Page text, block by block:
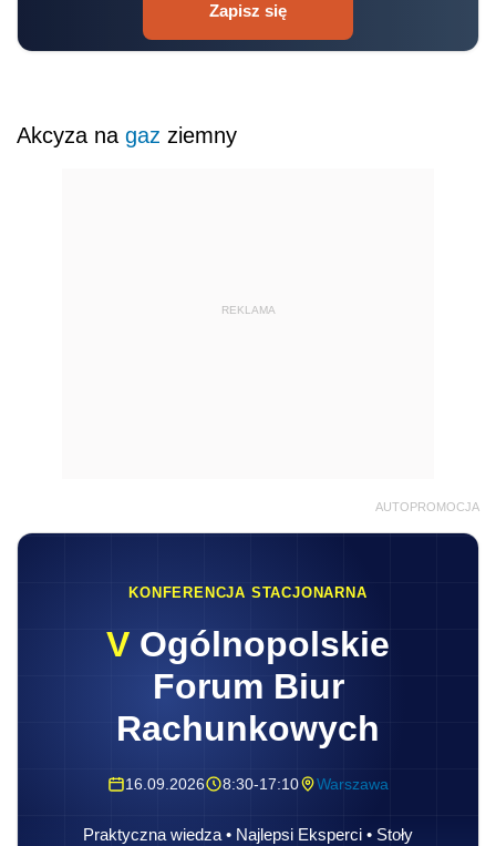
Zapisz się
Akcyza na gaz ziemny
REKLAMA
AUTOPROMOCJA
KONFERENCJA STACJONARNA
V Ogólnopolskie
Forum Biur
Rachunkowych
16.09.2026 8:30-17:10 Warszawa
Praktyczna wiedza • Najlepsi Eksperci • Stoły